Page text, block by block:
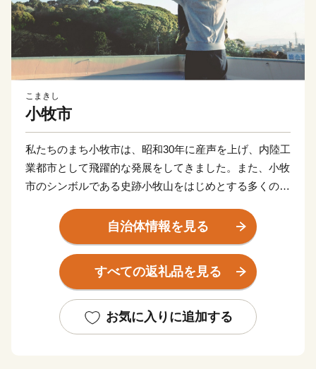
こまきし
小牧市
私たちのまち小牧市は、昭和30年に産声を上げ、内陸工
業都市として飛躍的な発展をしてきました。また、小牧
市のシンボルである史跡小牧山をはじめとする多くの歴
自治体情報を見る
すべての返礼品を見る
お気に入りに追加する